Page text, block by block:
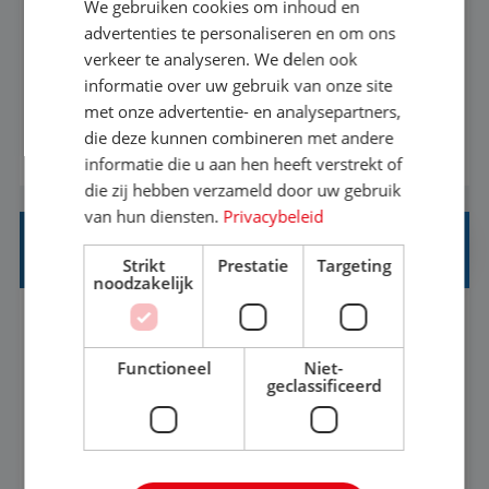
Met jouw ervaring in de reisbranche of
achtergrond in toerisme ben je klaar voor de
volgende stap. Vanaf je stoel reis je de hele
wereld over en speel je moeiteloos in op de
wensen van je team, je klant en wat er in de
reiswereld gebeurt. Met je enthousiasme weet je
klanten te overtuigen om die droomreis te
boeken! ...
BEKIJK VACATURE
REISADVISEUR ALLROUND
Aalsmeer, Noord-Holland, Nederland
33-36 uur
MBO
Een vakantie plannen is het leukste dat er is. Of
het nu voor jezelf is, of voor een ander: jij vindt
We gebruiken cookies om inhoud en
advertenties te personaliseren en om ons
verkeer te analyseren. We delen ook
informatie over uw gebruik van onze site
met onze advertentie- en analysepartners,
die deze kunnen combineren met andere
informatie die u aan hen heeft verstrekt of
die zij hebben verzameld door uw gebruik
van hun diensten. Privacybeleid
Strikt
noodzakelijk
Prestatie Targeting
Functioneel
Niet-
geclassificeerd